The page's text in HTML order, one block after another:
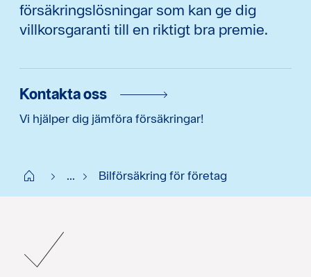
försäkringslösningar som kan ge dig
villkorsgaranti till en riktigt bra premie.
Kontakta oss
Vi hjälper dig jämföra försäkringar!
Start ... Bilförsäkring för företag